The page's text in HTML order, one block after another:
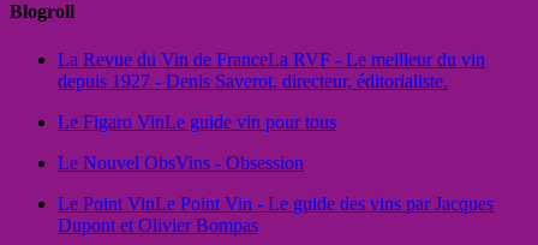
Blogroll
La Revue du Vin de FranceLa RVF - Le meilleur du vin
depuis 1927 - Denis Saverot, directeur, éditorialiste.
Le Figaro VinLe guide vin pour tous
Le Nouvel ObsVins - Obsession
Le Point VinLe Point Vin - Le guide des vins par Jacques
Dupont et Olivier Bompas